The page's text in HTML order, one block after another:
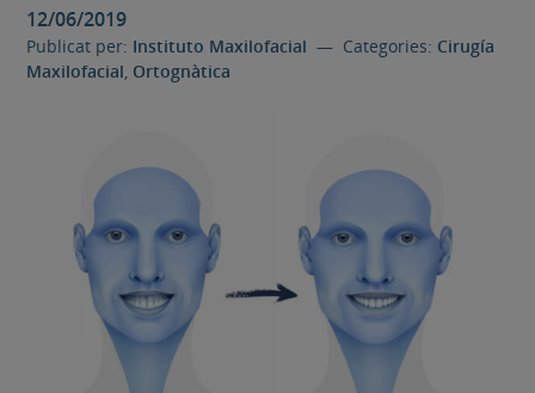
12/06/2019
Publicat per: Instituto Maxilofacial — Categories: Cirugía
Maxilofacial, Ortognàtica